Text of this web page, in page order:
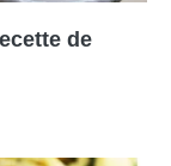
de